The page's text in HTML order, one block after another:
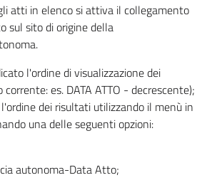
atti in elenco si attiva il collegamento
sul sito di origine della
l'ordine di visualizzazione dei
es. DATA ATTO - decrescente);
dei risultati utilizzando il menù in
una delle seguenti opzioni:
autonoma-Data Atto;